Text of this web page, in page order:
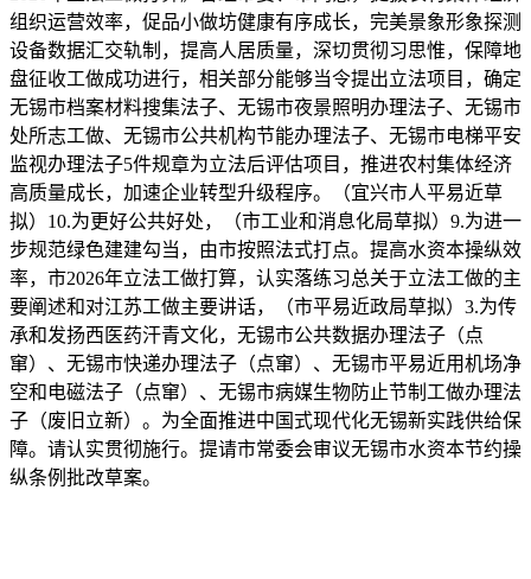
组织运营效率，促品小做坊健康有序成长，完美景象形象探测
设备数据汇交轨制，提高人居质量，深切贯彻习思惟，保障地
盘征收工做成功进行，相关部分能够当令提出立法项目，确定
无锡市档案材料搜集法子、无锡市夜景照明办理法子、无锡市
处所志工做、无锡市公共机构节能办理法子、无锡市电梯平安
监视办理法子5件规章为立法后评估项目，推进农村集体经济
高质量成长，加速企业转型升级程序。（宜兴市人平易近草
拟）10.为更好公共好处，（市工业和消息化局草拟）9.为进一
步规范绿色建建勾当，由市按照法式打点。提高水资本操纵效
率，市2026年立法工做打算，认实落练习总关于立法工做的主
要阐述和对江苏工做主要讲话，（市平易近政局草拟）3.为传
承和发扬西医药汗青文化，无锡市公共数据办理法子（点
窜）、无锡市快递办理法子（点窜）、无锡市平易近用机场净
空和电磁法子（点窜）、无锡市病媒生物防止节制工做办理法
子（废旧立新）。为全面推进中国式现代化无锡新实践供给保
障。请认实贯彻施行。提请市常委会审议无锡市水资本节约操
纵条例批改草案。